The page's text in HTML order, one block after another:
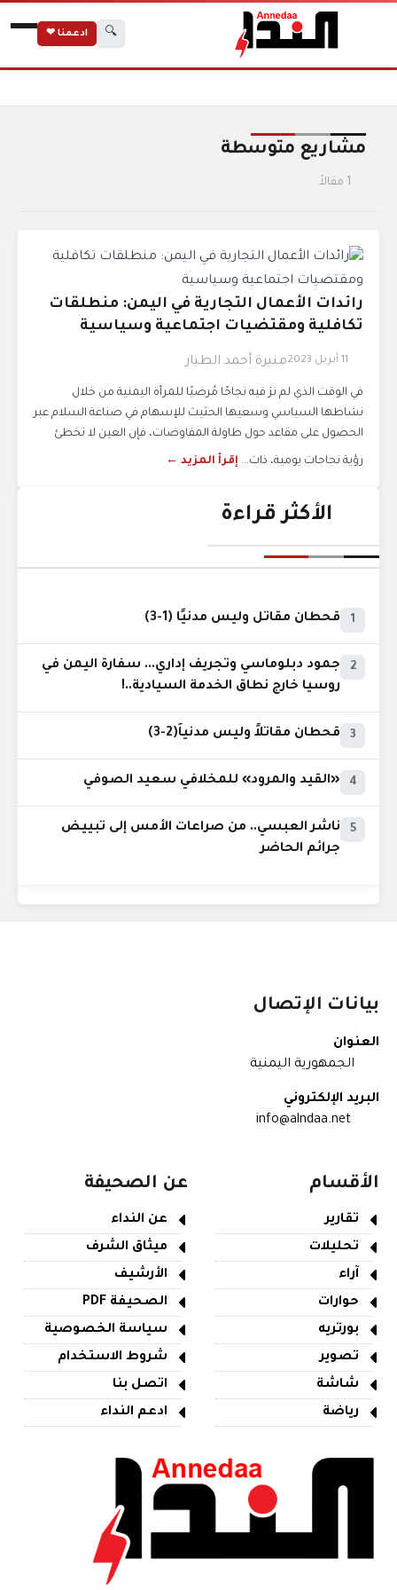
🔍 ادعمنا ❤
مشاريع متوسطة
1 مقالاً
رائدات الأعمال التجارية في اليمن: منطلقات
تكافلية ومقتضيات اجتماعية وسياسية
11 أبريل 2023 منيرة أحمد الطيار
في الوقت الذي لم نرَ فيه نجاحًا مُرضيًا للمرأة اليمنية من خلال
نشاطها السياسي وسعيها الحثيث للإسهام في صناعة السلام عبر
الحصول على مقاعد حول طاولة المفاوضات، فإن العين لا تخطئ
رؤية نجاحات يومية، ذات... إقرأ المزيد ←
الأكثر قراءة
1 قحطان مقاتل وليس مدنيًا (1-3)
2
جمود دبلوماسي وتجريف إداري... سفارة اليمن في
روسيا خارج نطاق الخدمة السيادية..!
3 قحطان مقاتلاً وليس مدنياً(2-3)
4 «القيد والمرود» للمخلافي سعيد الصوفي
5
ناشر العبسي.. من صراعات الأمس إلى تبييض
جرائم الحاضر
بيانات الإتصال
العنوان
الجمهورية اليمنية
البريد الإلكتروني
info@alndaa.net
الأقسام
تقارير
تحليلات
آراء
حوارات
بورتريه
تصوير
شاشة
رياضة
عن الصحيفة
عن النداء
ميثاق الشرف
الأرشيف
الصحيفة PDF
سياسة الخصوصية
شروط الاستخدام
اتصل بنا
ادعم النداء